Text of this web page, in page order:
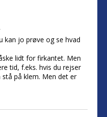
kan jo prøve og se hvad
lidt for firkantet. Men
tid, f.eks. hvis du rejser
på klem. Men det er